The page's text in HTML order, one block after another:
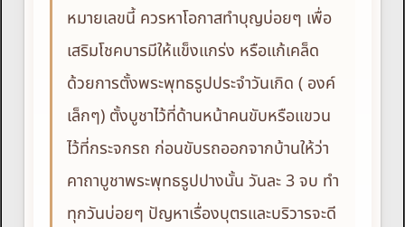
หมายเลขนี้ ควรหาโอกาสทำบุญบ่อยๆ เพื่อ
เสริมโชคบารมีให้แข็งแกร่ง หรือแก้เคล็ด
ด้วยการตั้งพระพุทธรูปประจำวันเกิด ( องค์
เล็กๆ) ตั้งบูชาไว้ที่ด้านหน้าคนขับหรือแขวน
ไว้ที่กระจกรถ ก่อนขับรถออกจากบ้านให้ว่า
คาถาบูชาพระพุทธรูปปางนั้น วันละ 3 จบ ทำ
ทุกวันบ่อยๆ ปัญหาเรื่องบุตรและบริวารจะดี